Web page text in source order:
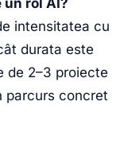
intensitatea cu
durata este
de 2–3 proiecte
parcurs concret